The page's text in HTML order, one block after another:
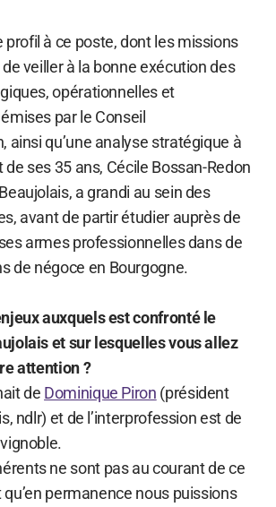
profil à ce poste, dont les missions
veiller à la bonne exécution des
opérationnelles et
par le Conseil
ainsi qu’une analyse stratégique à
de ses 35 ans, Cécile Bossan-Redon
a grandi au sein des
avant de partir étudier auprès de
ses armes professionnelles dans de
de négoce en Bourgogne.
auxquels est confronté le
et sur lesquelles vous allez
attention ?
de Dominique Piron (président
ndlr) et de l’interprofession est de
ne sont pas au courant de ce
permanence nous puissions